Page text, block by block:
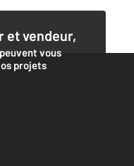
et vendeur,
vous
projets